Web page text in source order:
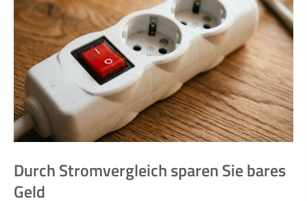
Durch Stromvergleich sparen Sie bares
Geld